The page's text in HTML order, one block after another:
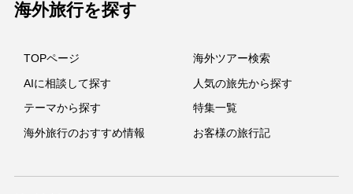
海外旅行を探す
TOPページ
海外ツアー検索
AIに相談して探す
人気の旅先から探す
テーマから探す
特集一覧
海外旅行のおすすめ情報
お客様の旅行記